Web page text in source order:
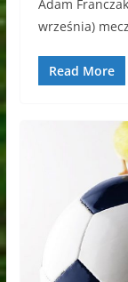
Adam
września)
Read More